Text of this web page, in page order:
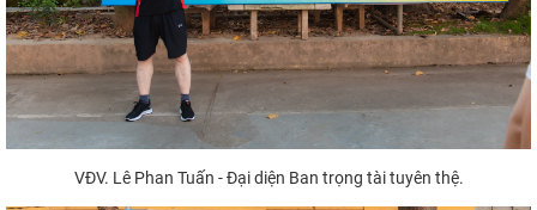
VĐV. Lê Phan Tuấn - Đại diện Ban trọng tài tuyên thệ.